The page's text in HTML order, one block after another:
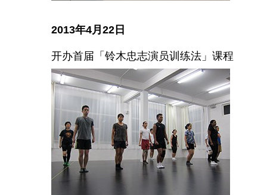
2013年4月22日
开办首届「铃木忠志演员训练法」课程